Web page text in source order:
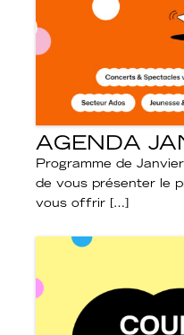
AGENDA
Programme de
de vous présenter le
vous offrir […]